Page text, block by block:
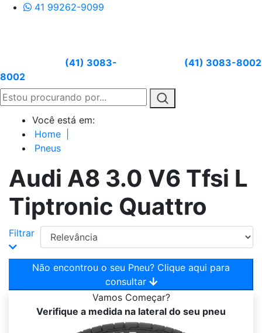
41 99262-9099
(41) 3083-
8002
(41) 3083-8002
Você está em:
Home
Pneus
Audi A8 3.0 V6 Tfsi L
Tiptronic Quattro
Filtrar
Não encontrou o seu Pneu? Clique aqui para
consultar
Vamos Começar?
Verifique a medida na lateral do seu pneu